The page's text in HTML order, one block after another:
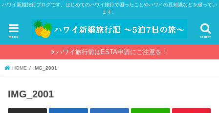
ハワイ新婚旅行ブログです。はじめてのハワイ旅行で困ったことやハワイの豆知識などを綴ってい
ます。
search
menu
ハワイ旅行前はESTA申請にご注意を！
HOME IMG_2001
IMG_2001